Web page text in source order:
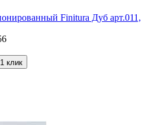
Finitura Дуб арт.011,
клик